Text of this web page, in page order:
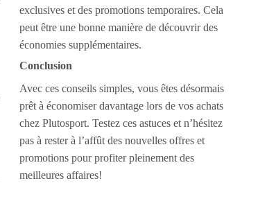
exclusives et des promotions temporaires. Cela
peut être une bonne manière de découvrir des
économies supplémentaires.
Conclusion
Avec ces conseils simples, vous êtes désormais
prêt à économiser davantage lors de vos achats
chez Plutosport. Testez ces astuces et n’hésitez
pas à rester à l’affût des nouvelles offres et
promotions pour profiter pleinement des
meilleures affaires!